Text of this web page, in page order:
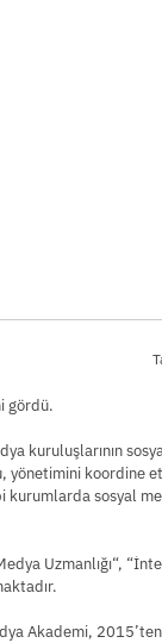
gördü.
kuruluşlarının
yönetimini koordine
kurumlarda sosyal
Uzmanlığı“,
Akademi,